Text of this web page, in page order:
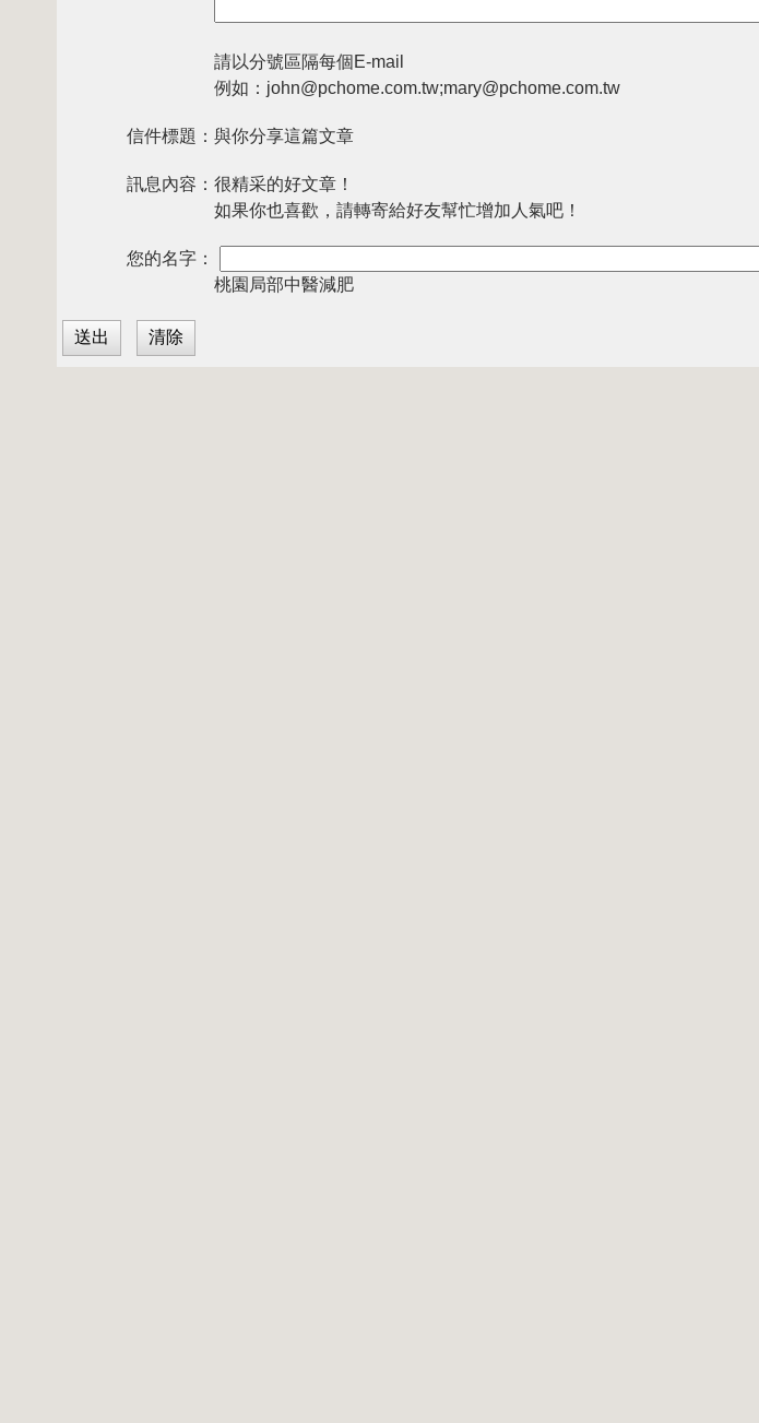
請以分號區隔每個E-mail
例如：john@pchome.com.tw;mary@pchome.com.tw
信件標題： 與你分享這篇文章
訊息內容： 很精采的好文章！
如果你也喜歡，請轉寄給好友幫忙增加人氣吧！
您的名字：
桃園局部中醫減肥